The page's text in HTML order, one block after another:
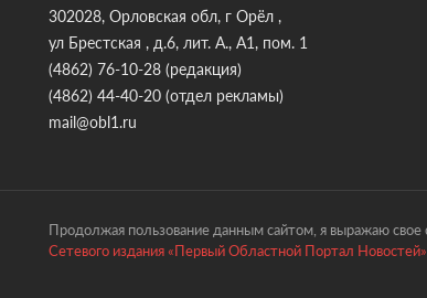
302028, Орловская обл, г Орёл ,
ул Брестская , д.6, лит. А., А1, пом. 1
(4862) 76-10-28 (редакция)
(4862) 44-40-20 (отдел рекламы)
mail@obl1.ru
Продолжая пользование данным сайтом, я выражаю
Сетевого издания «Первый Областной Портал